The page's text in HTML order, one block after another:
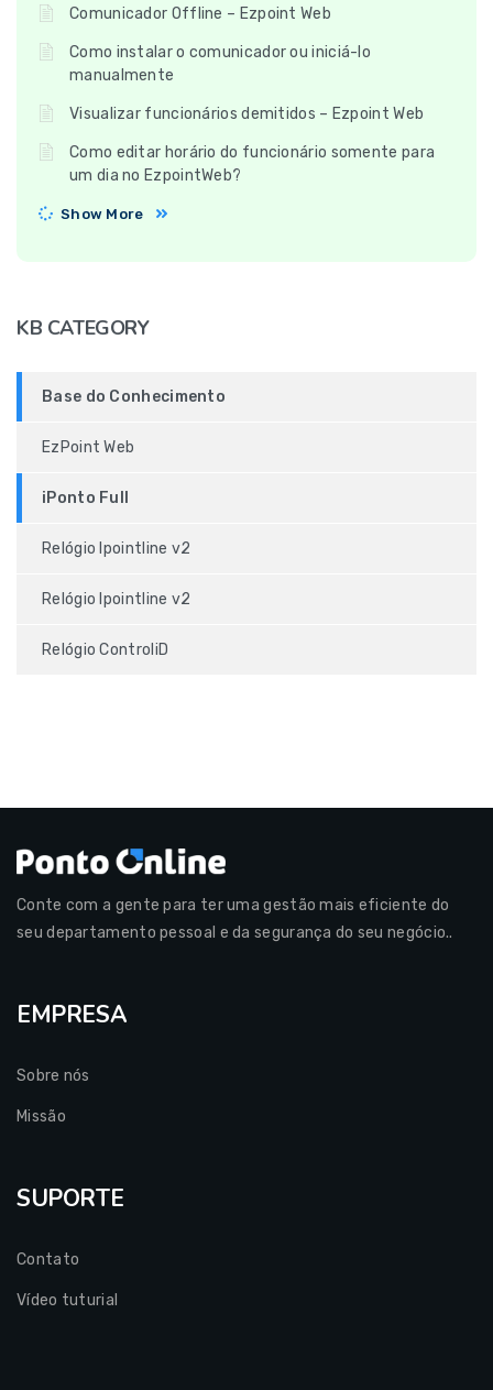
Comunicador Offline – Ezpoint Web
Como instalar o comunicador ou iniciá-lo
manualmente
Visualizar funcionários demitidos – Ezpoint Web
Como editar horário do funcionário somente para
um dia no EzpointWeb?
Show More
KB CATEGORY
Base do Conhecimento
EzPoint Web
iPonto Full
Relógio Ipointline v2
Relógio Ipointline v2
Relógio ControliD
Conte com a gente para ter uma gestão mais eficiente do
seu departamento pessoal e da segurança do seu negócio..
EMPRESA
Sobre nós
Missão
SUPORTE
Contato
Vídeo tuturial